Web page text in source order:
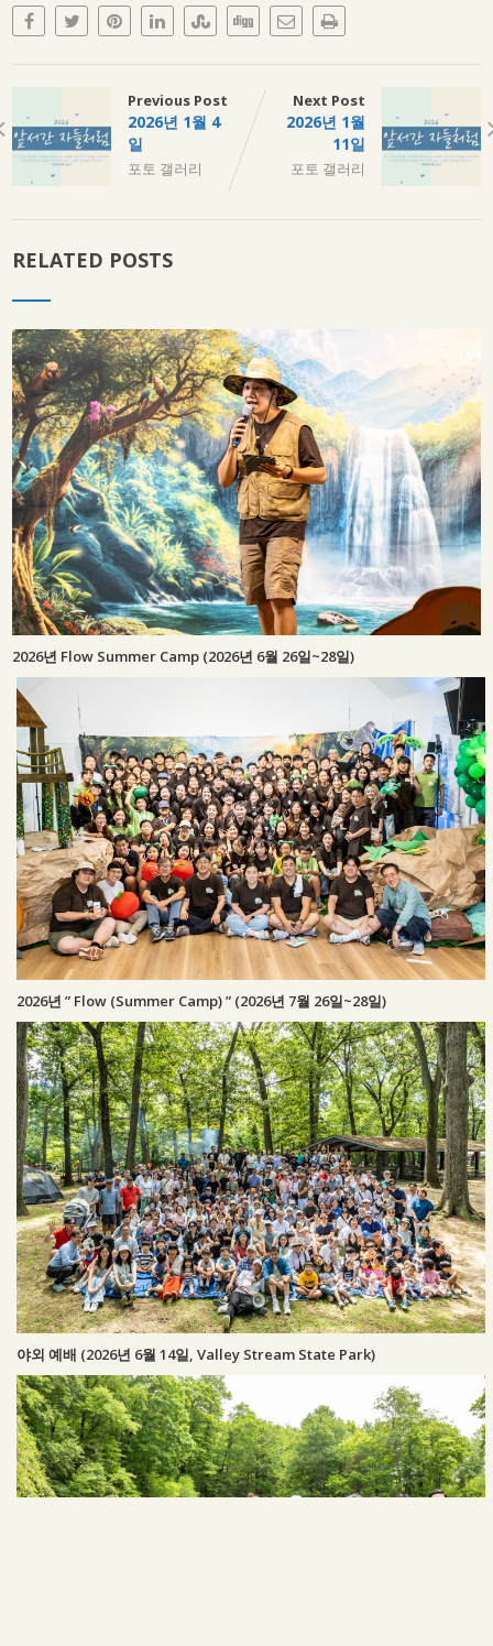
Previous Post
2026년 1월 4
일
포토 갤러리
Next Post
2026년 1월
11일
포토 갤러리
RELATED POSTS
2026년 Flow Summer Camp (2026년 6월 26일~28일)
2026년 ” Flow (Summer Camp) ” (2026년 7월 26일~28일)
야외 예배 (2026년 6월 14일, Valley Stream State Park)